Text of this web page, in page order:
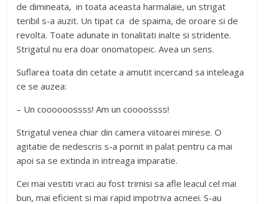
de dimineata, in toata aceasta harmalaie, un strigat
teribil s-a auzit. Un tipat ca de spaima, de oroare si de
revolta. Toate adunate in tonalitati inalte si stridente.
Strigatul nu era doar onomatopeic. Avea un sens.
Suflarea toata din cetate a amutit incercand sa inteleaga
ce se auzea:
– Un coooooossss! Am un coooossss!
Strigatul venea chiar din camera viitoarei mirese. O
agitatie de nedescris s-a pornit in palat pentru ca mai
apoi sa se extinda in intreaga imparatie.
Cei mai vestiti vraci au fost trimisi sa afle leacul cel mai
bun, mai eficient si mai rapid impotriva acneei. S-au